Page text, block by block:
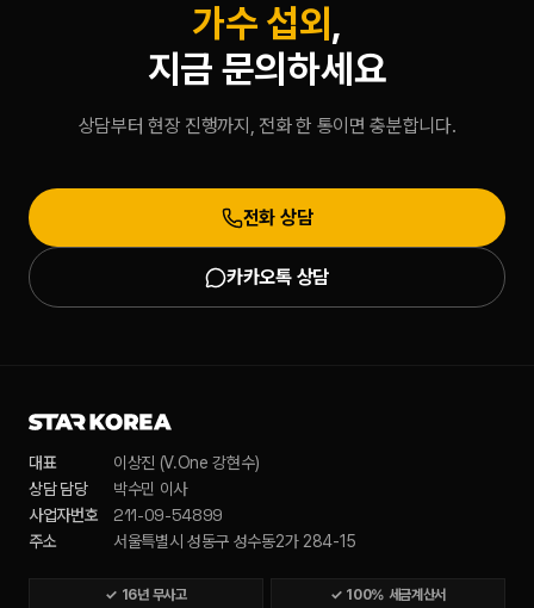
가수 섭외 ,
지금 문의하세요
상담부터 현장 진행까지, 전화 한 통이면 충분합니다.
전화 상담
카카오톡 상담
대표
이상진 (V.One 강현수)
상담 담당
박수민 이사
사업자번호
211-09-54899
주소 서울특별시 성동구 성수동2가 284-15
✓ 16년 무사고 ✓ 100% 세금계산서